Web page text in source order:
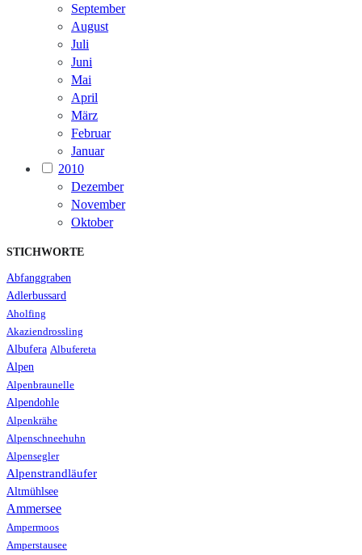
September
August
Juli
Juni
Mai
April
März
Februar
Januar
2010
Dezember
November
Oktober
STICHWORTE
Abfanggraben
Adlerbussard
Aholfing
Akaziendrossling
Albufera Albufereta
Alpen
Alpenbraunelle
Alpendohle
Alpenkrähe
Alpenschneehuhn
Alpensegler
Alpenstrandläufer
Altmühlsee
Ammersee
Ampermoos
Amperstausee